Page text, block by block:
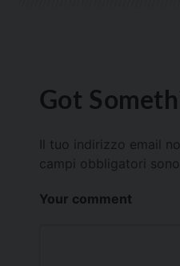
Got
Il tuo indirizzo email
campi obbligatori
Your comment